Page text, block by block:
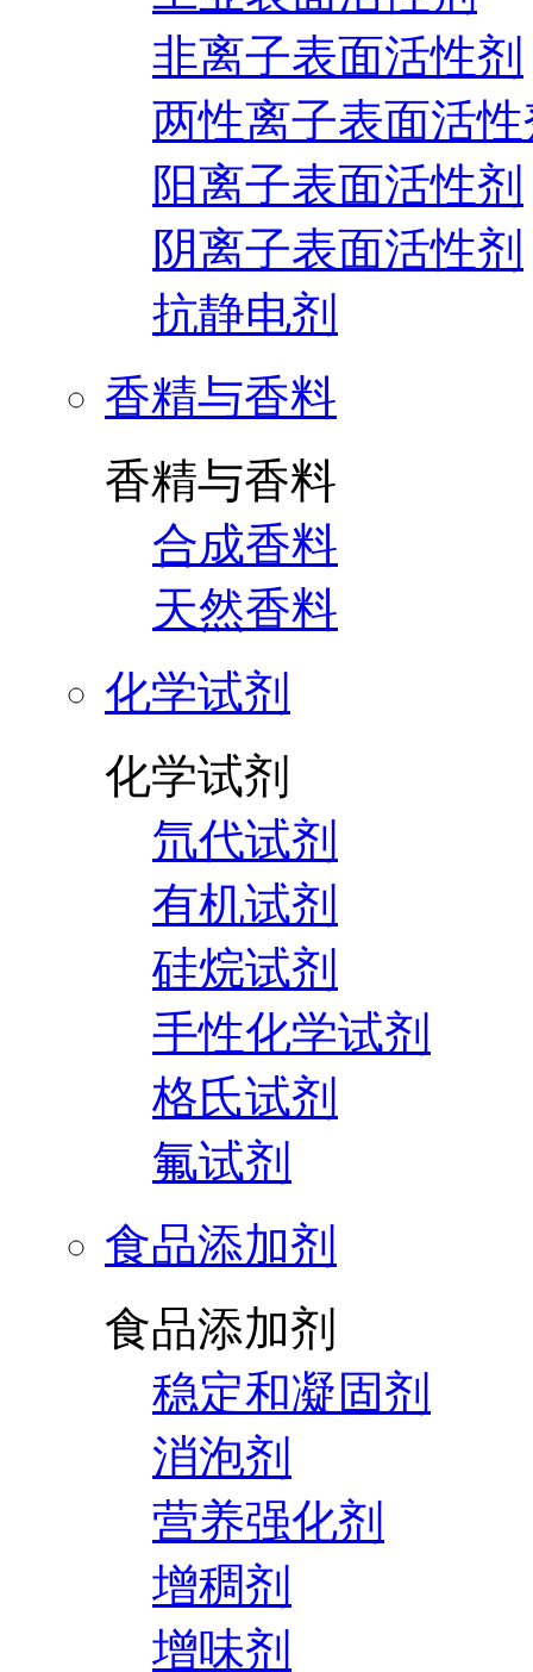
非离子表面活性剂
两性离子表面活
阳离子表面活性剂
阴离子表面活性剂
抗静电剂
香精与香料
香精与香料
合成香料
天然香料
化学试剂
化学试剂
氘代试剂
有机试剂
硅烷试剂
手性化学试剂
格氏试剂
氟试剂
食品添加剂
食品添加剂
稳定和凝固剂
消泡剂
营养强化剂
增稠剂
增味剂